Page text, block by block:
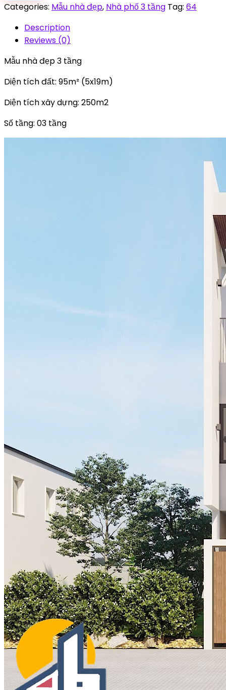
đẹp
tầng
quantity
Categories: Mẫu nhà đẹp, Nhà phố 3 tầng Tag: 64
Description
Reviews (0)
Mẫu nhà đẹp 3 tầng
Diện tích đất: 95m² (5x19m)
Diện tích xây dựng: 250m2
Số tầng: 03 tầng